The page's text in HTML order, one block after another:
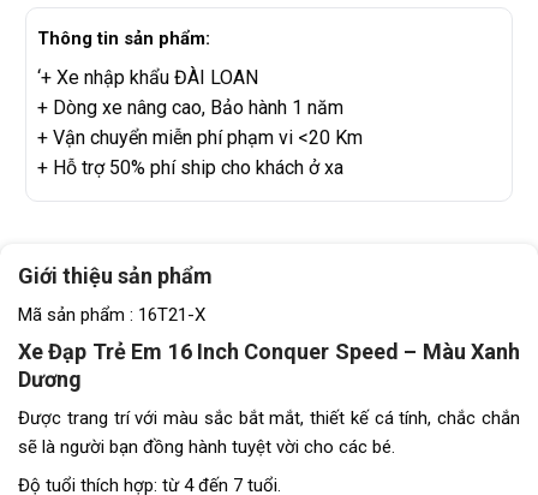
Thông tin sản phẩm:
‘+ Xe nhập khẩu ĐÀI LOAN
+ Dòng xe nâng cao, Bảo hành 1 năm
+ Vận chuyển miễn phí phạm vi <20 Km
+ Hỗ trợ 50% phí ship cho khách ở xa
Giới thiệu sản phẩm
Mã sản phẩm : 16T21-X
Xe Đạp Trẻ Em 16 Inch Conquer Speed – Màu Xanh
Dương
Được trang trí với màu sắc bắt mắt, thiết kế cá tính, chắc chắn
sẽ là người bạn đồng hành tuyệt vời cho các bé.
Độ tuổi thích hợp: từ 4 đến 7 tuổi.